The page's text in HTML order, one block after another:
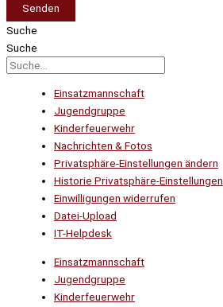
Senden
Suche
Suche
Einsatzmannschaft
Jugendgruppe
Kinderfeuerwehr
Nachrichten & Fotos
Privatsphäre-Einstellungen ändern
Historie Privatsphäre-Einstellungen
Einwilligungen widerrufen
Datei-Upload
IT-Helpdesk
Einsatzmannschaft
Jugendgruppe
Kinderfeuerwehr